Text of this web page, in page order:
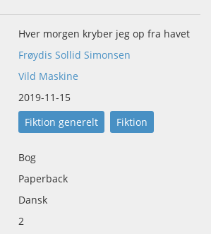
Hver morgen kryber jeg op fra havet
Frøydis Sollid Simonsen
Vild Maskine
2019-11-15
Fiktion generelt Fiktion
Bog
Paperback
Dansk
2